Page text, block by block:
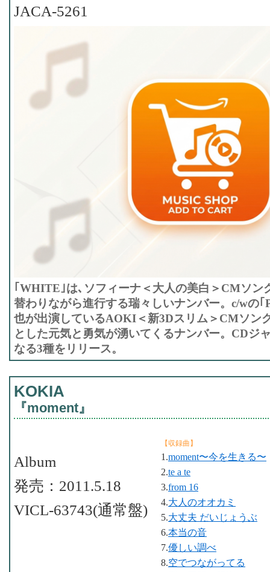
JACA-5261
｢WHITE｣は､ソフィーナ＜大人の美白＞CMソン
替わりながら進行する瑞々しいナンバー。c/wの
也が出演しているAOKI＜新3Dスリム＞CMソン
とした元気と勇気が湧いてくるナンバー。CDジ
なる3種をリリース。
KOKIA
『moment』
【収録曲】
1.moment〜今を生きる〜
2.te a te
3.from 16
4.大人のオオカミ
5.大丈夫 だいじょうぶ
6.本当の音
7.優しい調べ
8.空でつながってる
Album
発売：2011.5.18
VICL-63743(通常盤)